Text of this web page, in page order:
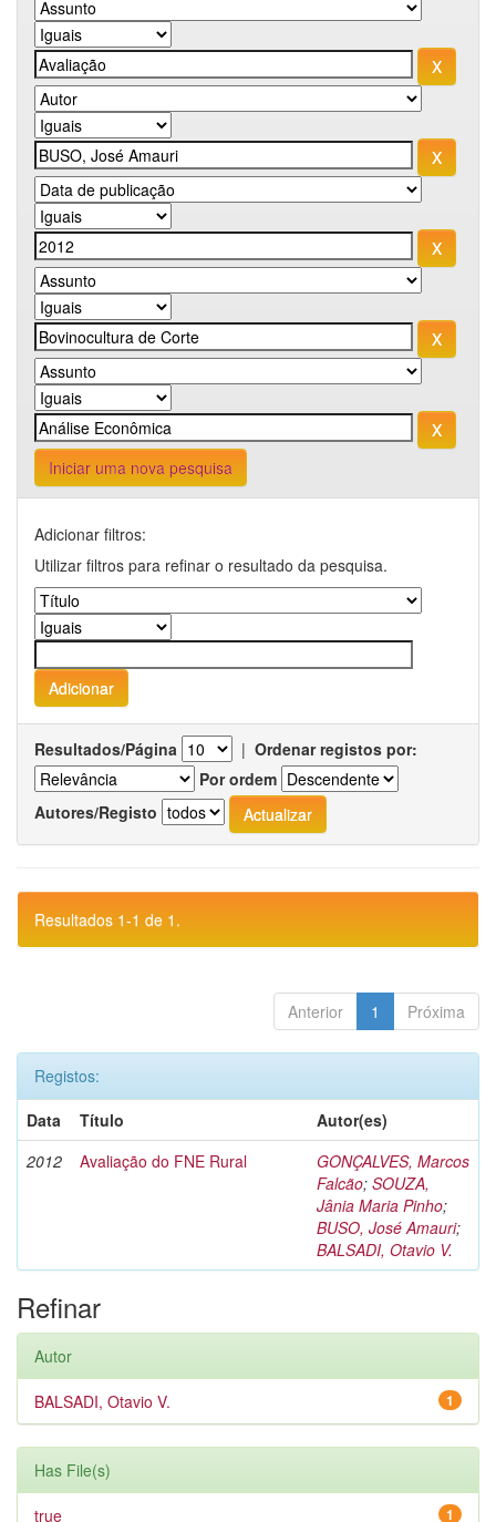
Iniciar uma nova pesquisa
Adicionar filtros:
Utilizar filtros para refinar o resultado da pesquisa.
Resultados/Página | Ordenar registos por:
Por ordem
Autores/Registo
Resultados 1-1 de 1.
Anterior 1 Próxima
Registos:
Data
Título
Autor(es)
2012
Avaliação do FNE Rural
GONÇALVES, Marcos
Falcão; SOUZA,
Jânia Maria Pinho;
BUSO, José Amauri;
BALSADI, Otavio V.
Refinar
Autor
1
BALSADI, Otavio V.
Has File(s)
1
true